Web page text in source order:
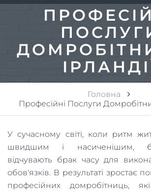
Головна
Професійні Послуги
У сучасному світі, коли ритм
швидшим і насиченішим,
відчувають брак часу для
обов'язків. В результаті зростає
професійних домробітниць,